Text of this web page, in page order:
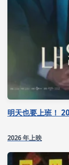
明天也要上班！
2026 年上映